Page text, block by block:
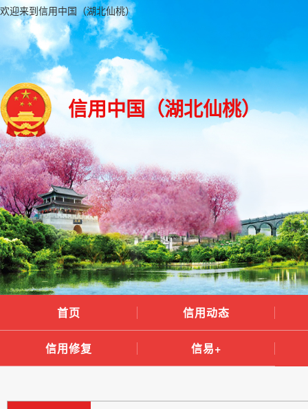
欢迎来到信用中国（湖北仙桃）
信用中国（湖北仙桃）
首页 信用动态
信用修复 信易+